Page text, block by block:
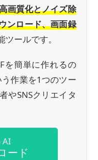
画質化とノイズ除
ンロード、画面録
ツールです。
を簡単に作れるの
作業を1つのツー
やSNSクリエイタ
AI
ード